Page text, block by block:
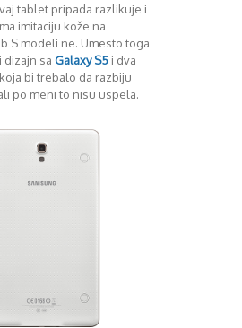
Decembar 2017
Februar 2018
Maj 2018
Juni 2018
tablet pripada razlikuje i
imitaciju kože na
S modeli ne. Umesto toga
dizajn sa Galaxy S5 i dva
bi trebalo da razbiju
po meni to nisu uspela.